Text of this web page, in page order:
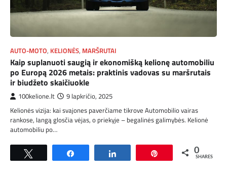
AUTO-MOTO, KELIONĖS, MARŠRUTAI
Kaip suplanuoti saugią ir ekonomišką kelionę automobiliu
po Europą 2026 metais: praktinis vadovas su maršrutais
ir biudžeto skaičiuokle
100kelione.lt 9 lapkričio, 2025
Kelionės vizija: kai svajones paverčiame tikrove Automobilio vairas
rankose, langą glosčia vėjas, o priekyje – begalinės galimybės. Kelionė
automobiliu po…
0
SHARES